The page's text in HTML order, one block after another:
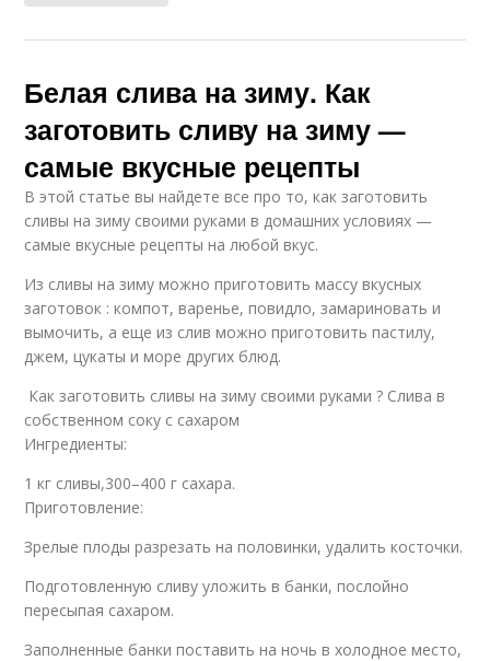
Белая слива на зиму. Как
заготовить сливу на зиму —
самые вкусные рецепты
В этой статье вы найдете все про то, как заготовить
сливы на зиму своими руками в домашних условиях —
самые вкусные рецепты на любой вкус.
Из сливы на зиму можно приготовить массу вкусных
заготовок : компот, варенье, повидло, замариновать и
вымочить, а еще из слив можно приготовить пастилу,
джем, цукаты и море других блюд.
Как заготовить сливы на зиму своими руками ? Слива в
собственном соку с сахаром
Ингредиенты:
1 кг сливы,300–400 г сахара.
Приготовление:
Зрелые плоды разрезать на половинки, удалить косточки.
Подготовленную сливу уложить в банки, послойно
пересыпая сахаром.
Заполненные банки поставить на ночь в холодное место,